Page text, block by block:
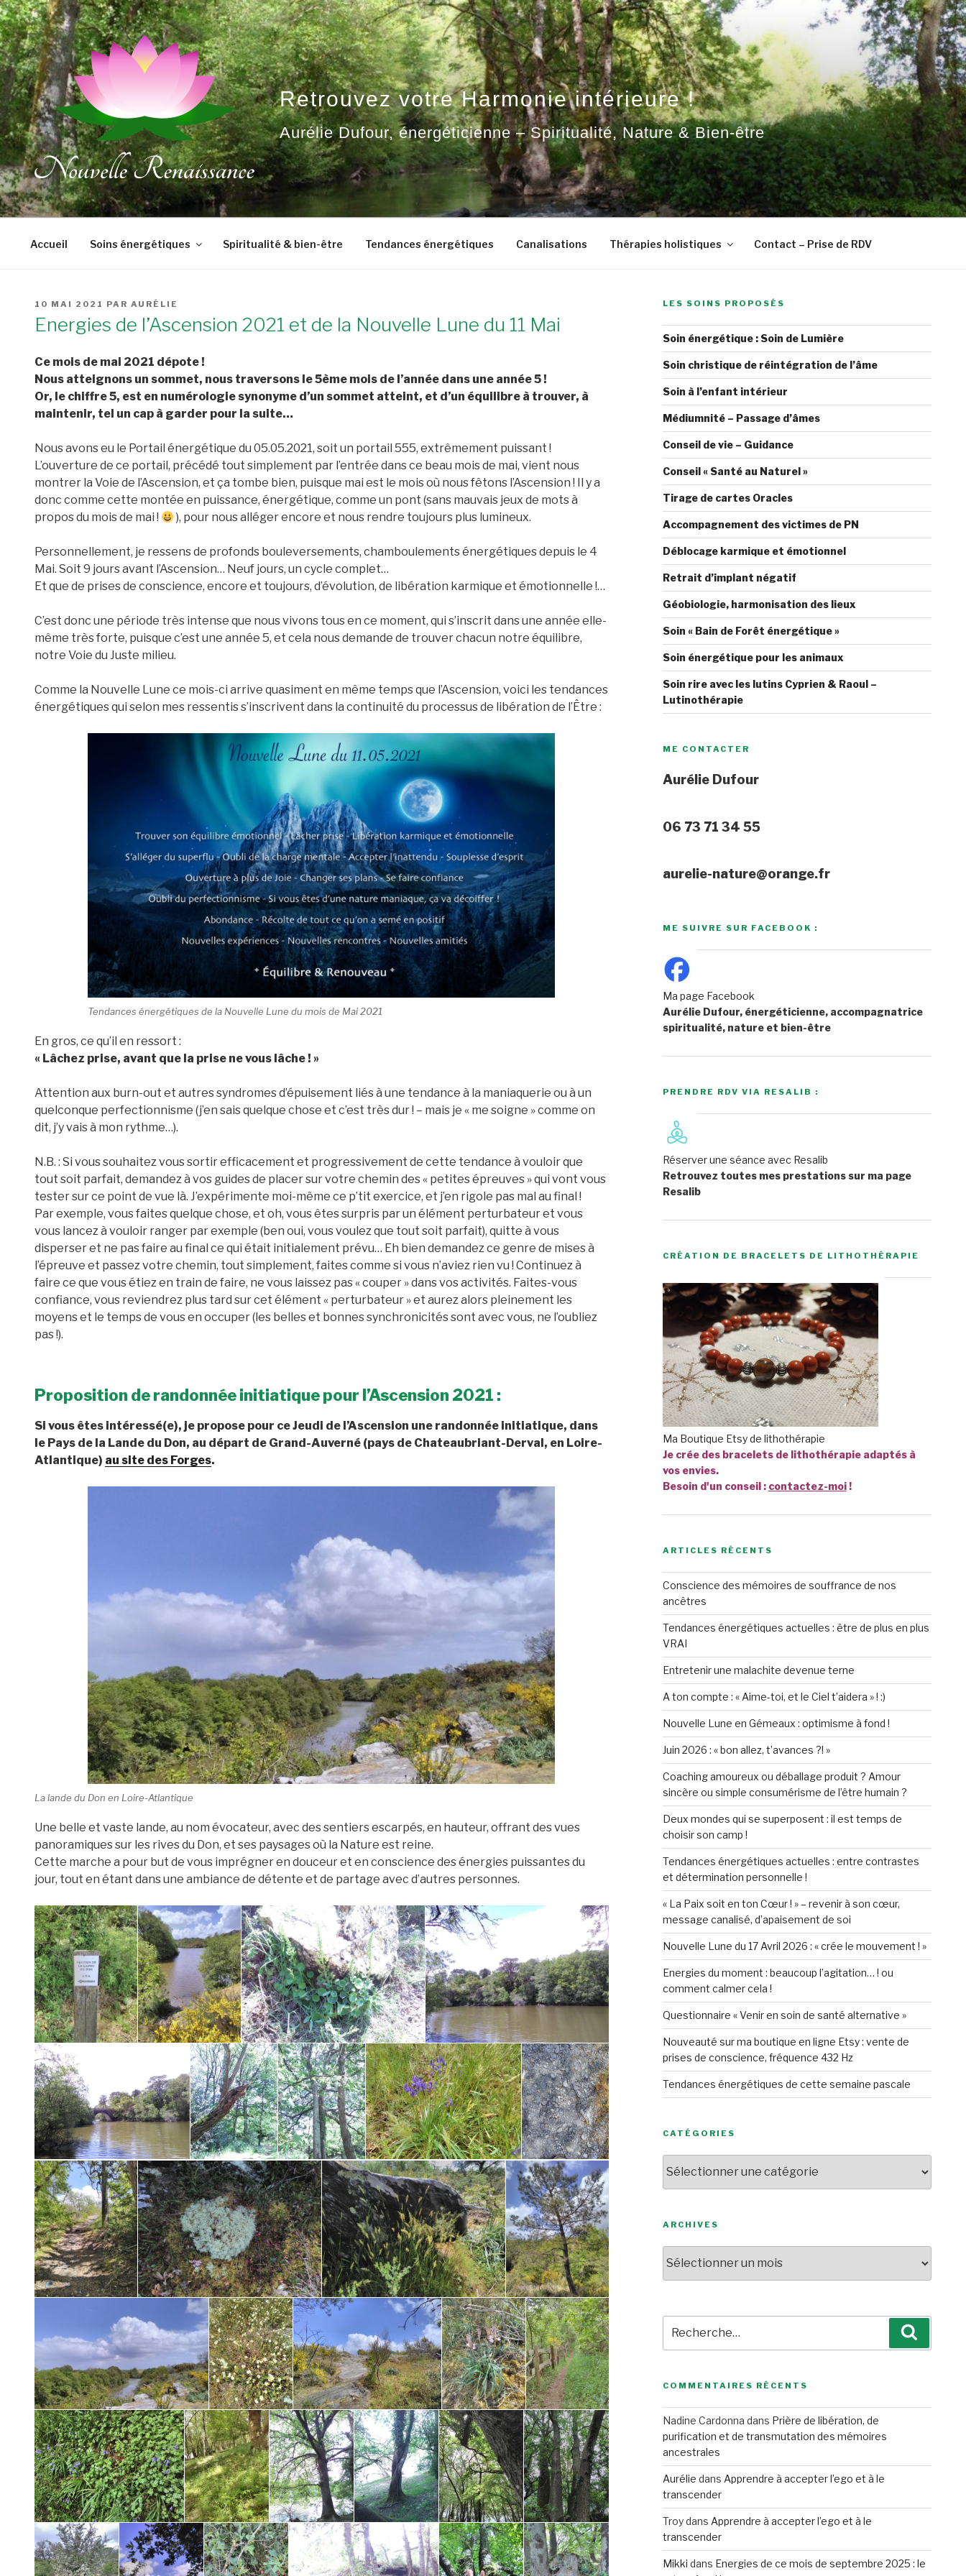
Aller
au
contenu
principal
Retrouvez votre Harmonie intérieure !
Aurélie Dufour, énergéticienne – Spiritualité, Nature & Bien-être
Accueil Soins énergétiques Spiritualité & bien-être Tendances énergétiques Canalisations Thérapies holistiques Contact – Prise de RDV
PUBLIÉ
10 MAI 2021 PAR AURÉLIE
Energies de l’Ascension 2021 et de la Nouvelle Lune du 11 Mai
Ce mois de mai 2021 dépote !
Nous atteignons un sommet, nous traversons le 5ème mois de l’année dans une année 5 !
Or, le chiffre 5, est en numérologie synonyme d’un sommet atteint, et d’un équilibre à trouver, à
maintenir, tel un cap à garder pour la suite…
Nous avons eu le Portail énergétique du 05.05.2021, soit un portail 555, extrêmement puissant !
L’ouverture de ce portail, précédé tout simplement par l’entrée dans ce beau mois de mai, vient nous
montrer la Voie de l’Ascension, et ça tombe bien, puisque mai est le mois où nous fêtons l’Ascension ! Il y a
donc comme cette montée en puissance, énergétique, comme un pont (sans mauvais jeux de mots à
propos du mois de mai !
), pour nous alléger encore et nous rendre toujours plus lumineux.
Personnellement, je ressens de profonds bouleversements, chamboulements énergétiques depuis le 4
Mai. Soit 9 jours avant l’Ascension… Neuf jours, un cycle complet…
Et que de prises de conscience, encore et toujours, d’évolution, de libération karmique et émotionnelle !…
C’est donc une période très intense que nous vivons tous en ce moment, qui s’inscrit dans une année elle-
même très forte, puisque c’est une année 5, et cela nous demande de trouver chacun notre équilibre,
notre Voie du Juste milieu.
Comme la Nouvelle Lune ce mois-ci arrive quasiment en même temps que l’Ascension, voici les tendances
énergétiques qui selon mes ressentis s’inscrivent dans la continuité du processus de libération de l’Être :
Tendances énergétiques de la Nouvelle Lune du mois de Mai 2021
En gros, ce qu’il en ressort :
« Lâchez prise, avant que la prise ne vous lâche ! »
Attention aux burn-out et autres syndromes d’épuisement liés à une tendance à la maniaquerie ou à un
quelconque perfectionnisme (j’en sais quelque chose et c’est très dur ! – mais je « me soigne » comme on
dit, j’y vais à mon rythme…).
N.B. : Si vous souhaitez vous sortir efficacement et progressivement de cette tendance à vouloir que
tout soit parfait, demandez à vos guides de placer sur votre chemin des « petites épreuves » qui vont vous
tester sur ce point de vue là. J’expérimente moi-même ce p’tit exercice, et j’en rigole pas mal au final !
Par exemple, vous faites quelque chose, et oh, vous êtes surpris par un élément perturbateur et vous
vous lancez à vouloir ranger par exemple (ben oui, vous voulez que tout soit parfait), quitte à vous
disperser et ne pas faire au final ce qui était initialement prévu… Eh bien demandez ce genre de mises à
l’épreuve et passez votre chemin, tout simplement, faites comme si vous n’aviez rien vu ! Continuez à
faire ce que vous étiez en train de faire, ne vous laissez pas « couper » dans vos activités. Faites-vous
confiance, vous reviendrez plus tard sur cet élément « perturbateur » et aurez alors pleinement les
moyens et le temps de vous en occuper (les belles et bonnes synchronicités sont avec vous, ne l’oubliez
pas !).
Proposition de randonnée initiatique pour l’Ascension 2021 :
Si vous êtes intéressé(e), je propose pour ce Jeudi de l’Ascension une randonnée initiatique, dans
le Pays de la Lande du Don, au départ de Grand-Auverné (pays de Chateaubriant-Derval, en Loire-
Atlantique) au site des Forges.
La lande du Don en Loire-Atlantique
Une belle et vaste lande, au nom évocateur, avec des sentiers escarpés, en hauteur, offrant des vues
panoramiques sur les rives du Don, et ses paysages où la Nature est reine.
Cette marche a pour but de vous imprégner en douceur et en conscience des énergies puissantes du
jour, tout en étant dans une ambiance de détente et de partage avec d’autres personnes.
LES SOINS PROPOSÉS
Soin énergétique : Soin de Lumière
Soin christique de réintégration de l’âme
Soin à l’enfant intérieur
Médiumnité – Passage d’âmes
Conseil de vie – Guidance
Conseil « Santé au Naturel »
Tirage de cartes Oracles
Accompagnement des victimes de PN
Déblocage karmique et émotionnel
Retrait d’implant négatif
Géobiologie, harmonisation des lieux
Soin « Bain de Forêt énergétique »
Soin énergétique pour les animaux
Soin rire avec les lutins Cyprien & Raoul –
Lutinothérapie
ME CONTACTER
Aurélie Dufour
06 73 71 34 55
aurelie-nature@orange.fr
ME SUIVRE SUR FACEBOOK :
Ma page Facebook
Aurélie Dufour, énergéticienne, accompagnatrice
spiritualité, nature et bien-être
PRENDRE RDV VIA RESALIB :
Réserver une séance avec Resalib
Retrouvez toutes mes prestations sur ma page
Resalib
CRÉATION DE BRACELETS DE LITHOTHÉRAPIE
Ma Boutique Etsy de lithothérapie
Je crée des bracelets de lithothérapie adaptés à
vos envies.
Besoin d'un conseil : contactez-moi!
ARTICLES RÉCENTS
Conscience des mémoires de souffrance de nos
ancêtres
Tendances énergétiques actuelles : être de plus en plus
VRAI
Entretenir une malachite devenue terne
A ton compte : « Aime-toi, et le Ciel t’aidera » ! :)
Nouvelle Lune en Gémeaux : optimisme à fond !
Juin 2026 : « bon allez, t’avances ?! »
Coaching amoureux ou déballage produit ? Amour
sincère ou simple consumérisme de l’être humain ?
Deux mondes qui se superposent : il est temps de
choisir son camp !
Tendances énergétiques actuelles : entre contrastes
et détermination personnelle !
« La Paix soit en ton Cœur ! » – revenir à son cœur,
message canalisé, d’apaisement de soi
Nouvelle Lune du 17 Avril 2026 : « crée le mouvement ! »
Energies du moment : beaucoup l’agitation… ! ou
comment calmer cela !
Questionnaire « Venir en soin de santé alternative »
Nouveauté sur ma boutique en ligne Etsy : vente de
prises de conscience, fréquence 432 Hz
Tendances énergétiques de cette semaine pascale
CATÉGORIES
ARCHIVES
pour
:
COMMENTAIRES RÉCENTS
Nadine Cardonna dans Prière de libération, de
purification et de transmutation des mémoires
ancestrales
Aurélie dans Apprendre à accepter l’ego et à le
transcender
Troydans Apprendre à accepter l’ego et à le
transcender
Mikki dans Energies de ce mois de septembre 2025 : le